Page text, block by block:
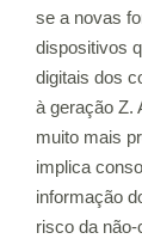
se a novas
dispositivos
digitais dos
à geração Z.
muito mais
implica
informação
risco da